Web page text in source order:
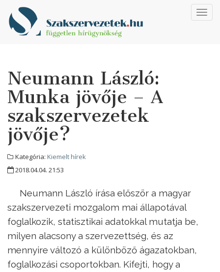
Neumann László:
Munka jövője – A
szakszervezetek
jövője?
Kategória: Kiemelt hírek
2018.04.04. 21:53
Neumann László írása először a magyar
szakszervezeti mozgalom mai állapotával
foglalkozik, statisztikai adatokkal mutatja be,
milyen alacsony a szervezettség, és az
mennyire változó a különböző ágazatokban,
foglalkozási csoportokban. Kifejti, hogy a